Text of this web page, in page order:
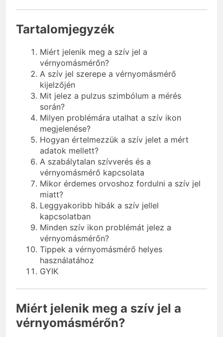
Tartalomjegyzék
Miért jelenik meg a szív jel a
vérnyomásmérőn?
A szív jel szerepe a vérnyomásmérő
kijelzőjén
Mit jelez a pulzus szimbólum a mérés
során?
Milyen problémára utalhat a szív ikon
megjelenése?
Hogyan értelmezzük a szív jelet a mért
adatok mellett?
A szabálytalan szívverés és a
vérnyomásmérő kapcsolata
Mikor érdemes orvoshoz fordulni a szív jel
miatt?
Leggyakoribb hibák a szív jellel
kapcsolatban
Minden szív ikon problémát jelez a
vérnyomásmérőn?
Tippek a vérnyomásmérő helyes
használatához
GYIK
Miért jelenik meg a szív jel a
vérnyomásmérőn?